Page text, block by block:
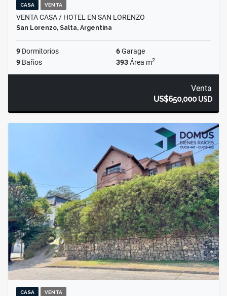
CASA VENTA
VENTA CASA / HOTEL EN SAN LORENZO
San Lorenzo, Salta, Argentina
9 Dormitorios 6Garage
9 Baños 393Área m2
Venta
US$650,000USD
CASA VENTA